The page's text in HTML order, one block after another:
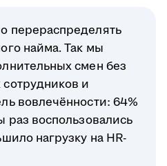
перераспределять
найма. Так мы
смен без
и
вовлечённости: 64%
раз воспользовались
нагрузку на HR-